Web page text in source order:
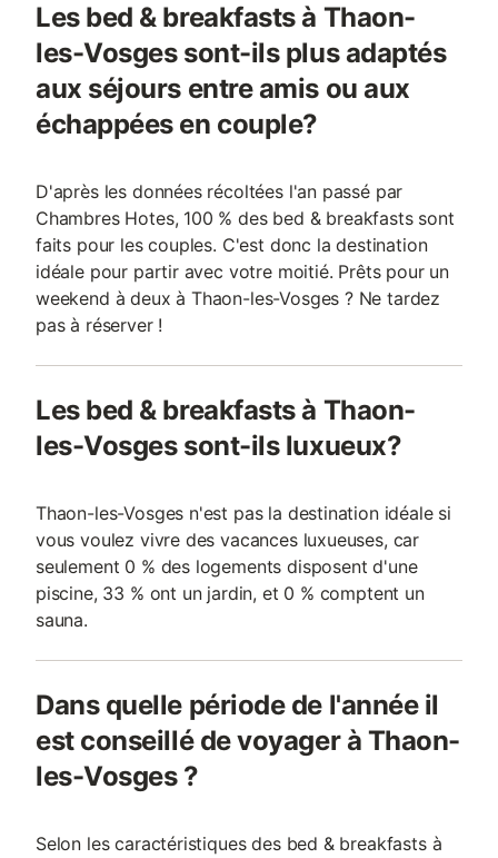
Les bed & breakfasts à Thaon-
les-Vosges sont-ils plus adaptés
aux séjours entre amis ou aux
échappées en couple?
D'après les données récoltées l'an passé par
Chambres Hotes, 100 % des bed & breakfasts sont
faits pour les couples. C'est donc la destination
idéale pour partir avec votre moitié. Prêts pour un
weekend à deux à Thaon-les-Vosges ? Ne tardez
pas à réserver !
Les bed & breakfasts à Thaon-
les-Vosges sont-ils luxueux?
Thaon-les-Vosges n'est pas la destination idéale si
vous voulez vivre des vacances luxueuses, car
seulement 0 % des logements disposent d'une
piscine, 33 % ont un jardin, et 0 % comptent un
sauna.
Dans quelle période de l'année il
est conseillé de voyager à Thaon-
les-Vosges ?
Selon les caractéristiques des bed & breakfasts à